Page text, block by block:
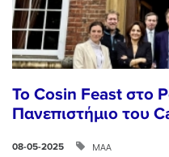
Το Cosin Feast στο
Πανεπιστήμιο του
08-05-2025 ΜΑΑ